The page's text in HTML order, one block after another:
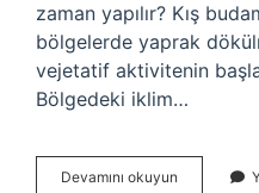
zaman yapılır? Kış
bölgelerde yaprak
vejetatif aktivitenin
Bölgedeki iklim…
Devamını okuyun